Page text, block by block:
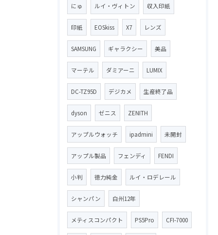
にゅ ルイ・ヴィトン 収入印紙
印紙 EOSkiss X7 レンズ
SAMSUNG ギャラクシー 美品
マーテル ダミアーニ LUMIX
DC-TZ95D デジカメ 生産終了品
dyson ゼニス ZENITH
アップルウォッチ ipadmini 未開封
アップル製品 フェンディ FENDI
小判 徳力純金 ルイ・ロデレール
シャンパン 白州12年
メティスコンパクト PS5Pro CFI-7000